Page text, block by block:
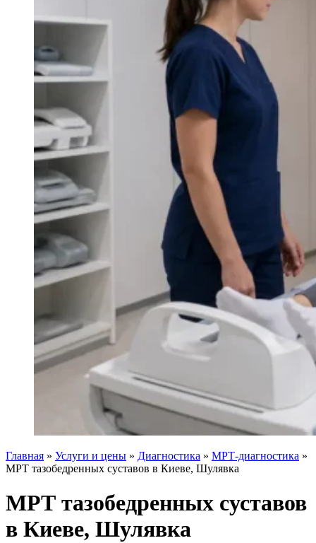
Главная » Услуги и цены » Диагностика » МРТ-диагностика »
МРТ тазобедренных суставов в Киеве, Шулявка
МРТ тазобедренных суставов
в Киеве, Шулявка